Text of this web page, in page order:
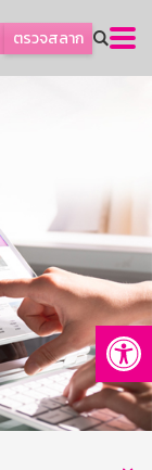
ตรวจสลาก